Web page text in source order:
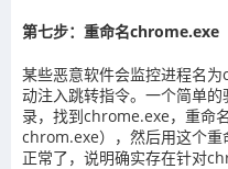
第七步：重命名chrome.exe
某些恶意软件会监控进程名
动注入跳转指令。一个简单
录，找到chrome.exe，重命
chrom.exe），然后用这个重
正常了，说明确实存在针对